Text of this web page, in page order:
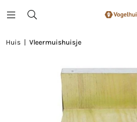
Huis Vleermuishuisje